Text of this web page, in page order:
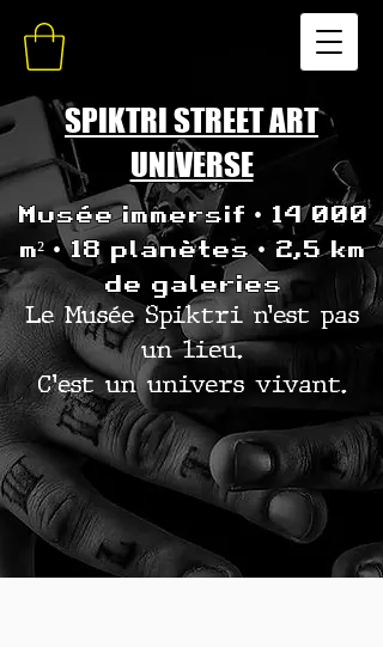
SPIKTRI STREET ART
UNIVERSE
Musée immersif • 14 000
m² • 18 planètes • 2,5 km
de galeries
Le Musée Spiktri n’est pas
un lieu.
C’est un univers vivant.